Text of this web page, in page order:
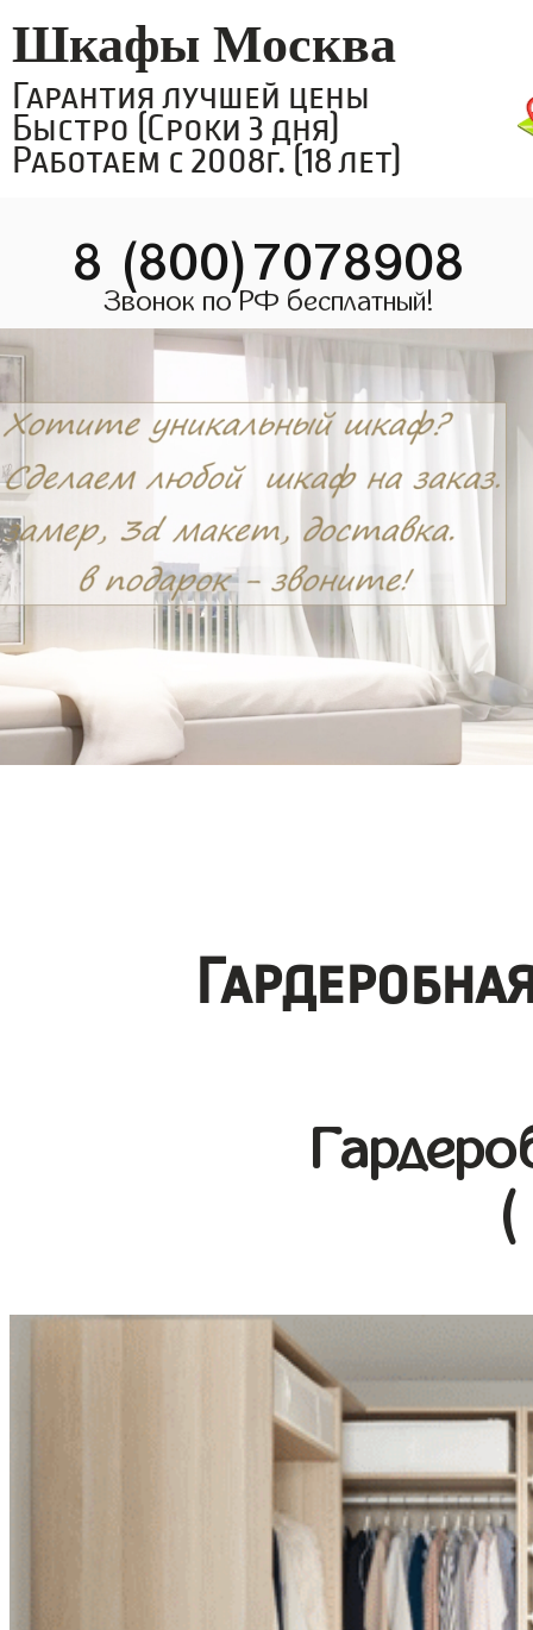
Шкафы Москва
Гарантия лучшей цены
Быстро (Сроки 3 дня)
Работаем с 2008г. (18 лет)
8 (800)7078908
Звонок по РФ бесплатный!
(